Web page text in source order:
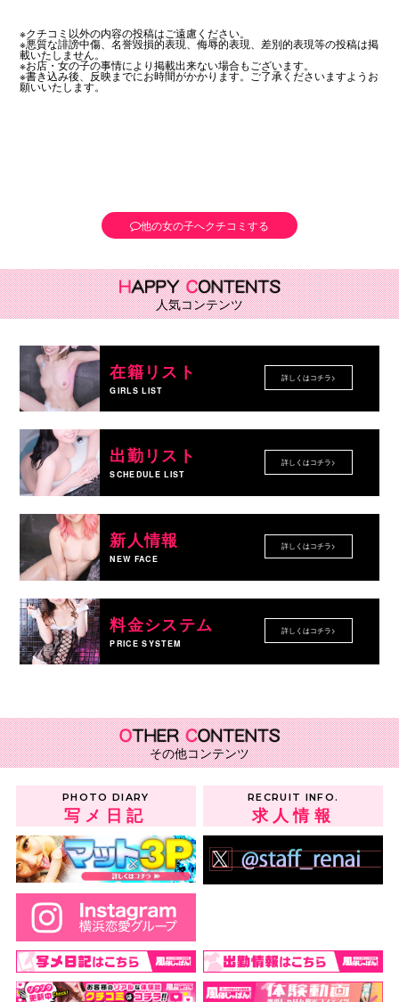
※クチコミ以外の内容の投稿はご遠慮ください。
※悪質な誹謗中傷、名誉毀損的表現、侮辱的表現、差別的表現等の投稿は掲
載いたしません。
※お店・女の子の事情により掲載出来ない場合もございます。
※書き込み後、反映までにお時間がかかります。ご了承くださいますようお
願いいたします。
他の女の子へクチコミする
人気コンテンツ
在籍リスト
GIRLS LIST
詳しくはコチラ>
出勤リスト
SCHEDULE LIST
詳しくはコチラ>
新人情報
NEW FACE
詳しくはコチラ>
料金システム
PRICE SYSTEM
詳しくはコチラ>
その他コンテンツ
PHOTO DIARY
写メ日記
RECRUIT INFO.
求人情報